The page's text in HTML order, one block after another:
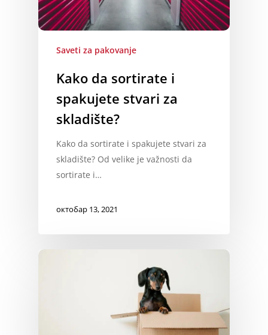
Saveti za pakovanje
Kako da sortirate i
spakujete stvari za
skladište?
Kako da sortirate i spakujete stvari za
skladište? Od velike je važnosti da
sortirate i…
октобар 13, 2021